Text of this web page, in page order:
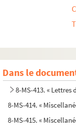
Dans le
8-MS-413. « Lettres
8-MS-414. «
8-MS-415. «